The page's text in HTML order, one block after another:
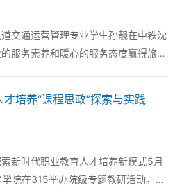
交通运营管理专业学生孙靓在中铁沈
服务素养和暖心的服务态度赢得旅客
要实践项目。作为城...
培养“课程思政”探索与实践
新时代职业教育人才培养新模式5月
院在315举办院级专题教研活动。本